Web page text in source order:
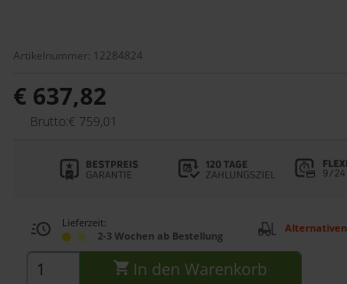
Artikelnummer: 12284824
€ 637,82
Brutto:€ 759,01
Lieferzeit:
2-3 Wochen ab Bestellung
In den Warenkorb